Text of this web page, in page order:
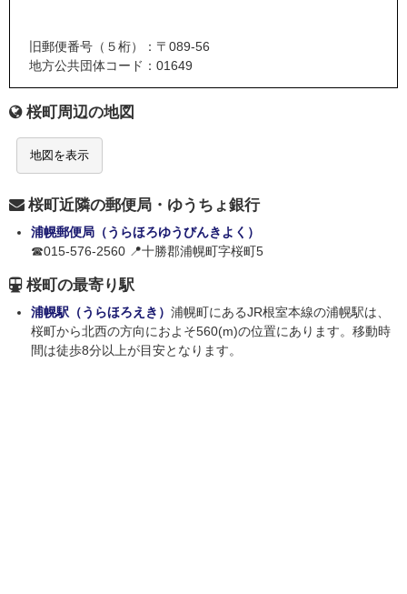
旧郵便番号（５桁）：〒089-56
地方公共団体コード：01649
桜町周辺の地図
地図を表示
桜町近隣の郵便局・ゆうちょ銀行
浦幌郵便局（うらほろゆうびんきよく）
☎015-576-2560 📍十勝郡浦幌町字桜町5
桜町の最寄り駅
浦幌駅（うらほろえき） 浦幌町にあるJR根室本線の浦幌駅は、
桜町から北西の方向におよそ560(m)の位置にあります。移動時
間は徒歩8分以上が目安となります。